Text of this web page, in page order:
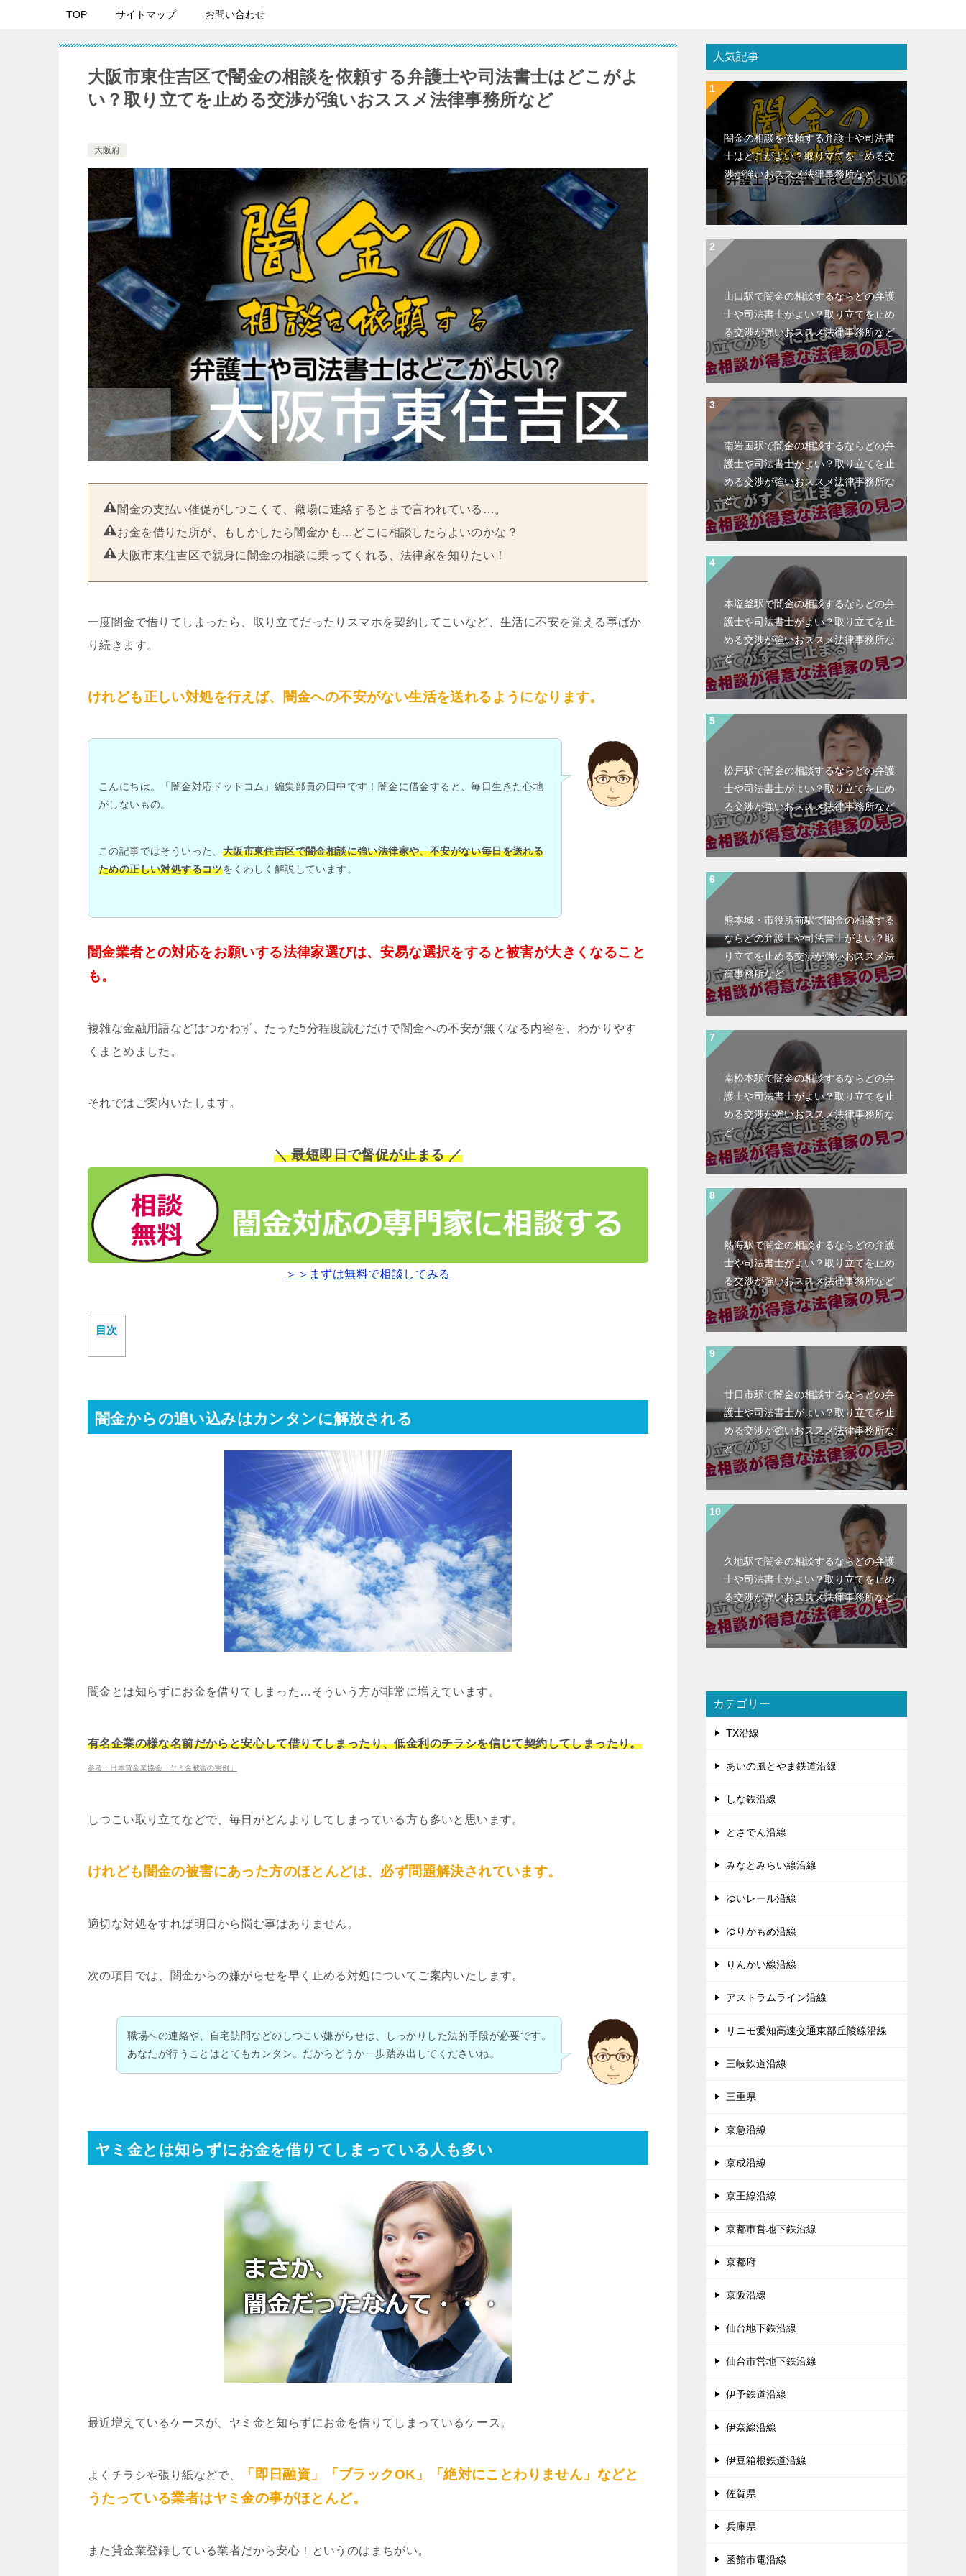
TOP サイトマップ お問い合わせ
大阪市東住吉区で闇金の相談を依頼する弁護士や司法書士はどこがよ
い？取り立てを止める交渉が強いおススメ法律事務所など
大阪府
闇金の支払い催促がしつこくて、職場に連絡するとまで言われている…。
お金を借りた所が、もしかしたら闇金かも…どこに相談したらよいのかな？
大阪市東住吉区で親身に闇金の相談に乗ってくれる、法律家を知りたい！
一度闇金で借りてしまったら、取り立てだったりスマホを契約してこいなど、生活に不安を覚える事ばか
り続きます。
けれども正しい対処を行えば、闇金への不安がない生活を送れるようになります。
こんにちは。「闇金対応ドットコム」編集部員の田中です！闇金に借金すると、毎日生きた心地
がしないもの。
この記事ではそういった、 大阪市東住吉区で闇金相談に強い法律家や、不安がない毎日を送れる
ための正しい対処するコツをくわしく解説しています。
闇金業者との対応をお願いする法律家選びは、安易な選択をすると被害が大きくなること
も。
複雑な金融用語などはつかわず、たった5分程度読むだけで闇金への不安が無くなる内容を、わかりやす
くまとめました。
それではご案内いたします。
＼ 最短即日で督促が止まる ／
＞＞まずは無料で相談してみる
目次
闇金からの追い込みはカンタンに解放される
闇金とは知らずにお金を借りてしまった…そういう方が非常に増えています。
有名企業の様な名前だからと安心して借りてしまったり、低金利のチラシを信じて契約してしまったり。
参考：日本貸金業協会「ヤミ金被害の実例」
しつこい取り立てなどで、毎日がどんよりしてしまっている方も多いと思います。
けれども闇金の被害にあった方のほとんどは、必ず問題解決されています。
適切な対処をすれば明日から悩む事はありません。
次の項目では、闇金からの嫌がらせを早く止める対処についてご案内いたします。
職場への連絡や、自宅訪問などのしつこい嫌がらせは、しっかりした法的手段が必要です。
あなたが行うことはとてもカンタン。だからどうか一歩踏み出してくださいね。
ヤミ金とは知らずにお金を借りてしまっている人も多い
最近増えているケースが、ヤミ金と知らずにお金を借りてしまっているケース。
よくチラシや張り紙などで、
「即日融資」「ブラックOK」「絶対にことわりません」などと
うたっている業者はヤミ金の事がほとんど。
また貸金業登録している業者だから安心！というのはまちがい。
人気記事
闇金の相談を依頼する弁護士や司法書
士はどこがよい？取り立てを止める交
渉が強いおススメ法律事務所など
山口駅で闇金の相談するならどの弁護
士や司法書士がよい？取り立てを止め
る交渉が強いおススメ法律事務所など
南岩国駅で闇金の相談するならどの弁
護士や司法書士がよい？取り立てを止
める交渉が強いおススメ法律事務所な
ど
本塩釜駅で闇金の相談するならどの弁
護士や司法書士がよい？取り立てを止
める交渉が強いおススメ法律事務所な
ど
松戸駅で闇金の相談するならどの弁護
士や司法書士がよい？取り立てを止め
る交渉が強いおススメ法律事務所など
熊本城・市役所前駅で闇金の相談する
ならどの弁護士や司法書士がよい？取
り立てを止める交渉が強いおススメ法
律事務所など
南松本駅で闇金の相談するならどの弁
護士や司法書士がよい？取り立てを止
める交渉が強いおススメ法律事務所な
ど
熱海駅で闇金の相談するならどの弁護
士や司法書士がよい？取り立てを止め
る交渉が強いおススメ法律事務所など
廿日市駅で闇金の相談するならどの弁
護士や司法書士がよい？取り立てを止
める交渉が強いおススメ法律事務所な
ど
久地駅で闇金の相談するならどの弁護
士や司法書士がよい？取り立てを止め
る交渉が強いおススメ法律事務所など
カテゴリー
TX沿線
あいの風とやま鉄道沿線
しな鉄沿線
とさでん沿線
みなとみらい線沿線
ゆいレール沿線
ゆりかもめ沿線
りんかい線沿線
アストラムライン沿線
リニモ愛知高速交通東部丘陵線沿線
三岐鉄道沿線
三重県
京急沿線
京成沿線
京王線沿線
京都市営地下鉄沿線
京都府
京阪沿線
仙台地下鉄沿線
仙台市営地下鉄沿線
伊予鉄道沿線
伊奈線沿線
伊豆箱根鉄道沿線
佐賀県
兵庫県
函館市電沿線